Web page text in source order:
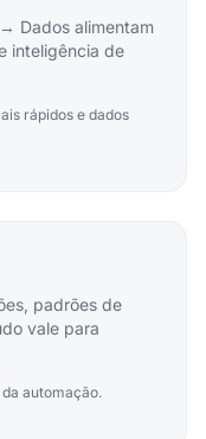
Dados alimentam
inteligência de
rápidos e dados
padrões de
vale para
automação.